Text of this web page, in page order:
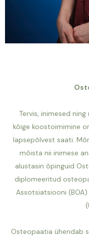
Tervis, inimesed
kõige koostoimimine
lapsepõlvest saati.
mõista nii inimese
alustasin õpinguid
diplomeeritud
Assotsiatsiooni
Osteopaatia ühendab